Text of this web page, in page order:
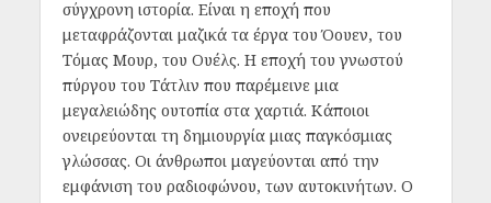
σύγχρονη ιστορία. Είναι η εποχή που
μεταφράζονται μαζικά τα έργα του Όουεν, του
Τόμας Μουρ, του Ουέλς. Η εποχή του γνωστού
πύργου του Τάτλιν που παρέμεινε μια
μεγαλειώδης ουτοπία στα χαρτιά. Κάποιοι
ονειρεύονται τη δημιουργία μιας παγκόσμιας
γλώσσας. Οι άνθρωποι μαγεύονται από την
εμφάνιση του ραδιοφώνου, των αυτοκινήτων. Ο